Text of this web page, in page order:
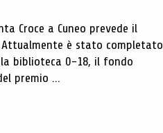
Croce a Cuneo prevede il
è stato completato
biblioteca 0-18, il fondo
premio ...